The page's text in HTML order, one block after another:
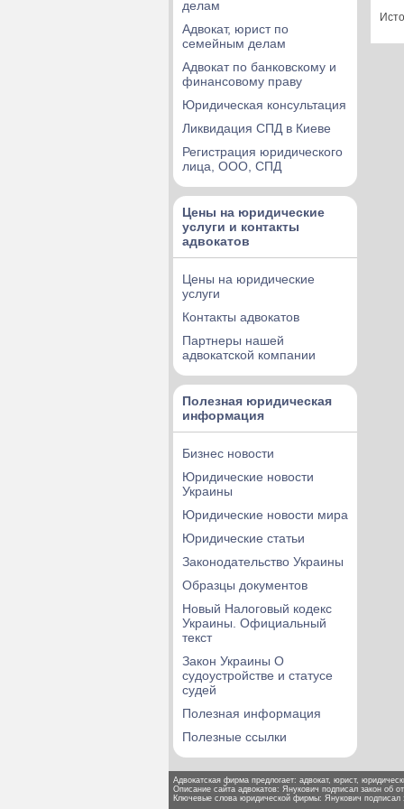
делам
Адвокат, юрист по
семейным делам
Адвокат по банковскому и
финансовому праву
Юридическая консультация
Ликвидация СПД в Киеве
Регистрация юридического
лица, ООО, СПД
Цены на юридические
услуги и контакты
адвокатов
Цены на юридические
услуги
Контакты адвокатов
Партнеры нашей
адвокатской компании
Полезная юридическая
информация
Бизнес новости
Юридические новости
Украины
Юридические новости мира
Юридические статьи
Законодательство Украины
Образцы документов
Новый Налоговый кодекс
Украины. Официальный
текст
Закон Украины О
судоустройстве и статусе
судей
Полезная информация
Полезные ссылки
Адвокатская фирма предлогает: адвокат, юрист,
Описание сайта адвокатов: Янукович подписал закон об
Ключевые слова юридической фирмы: Янукович подписал